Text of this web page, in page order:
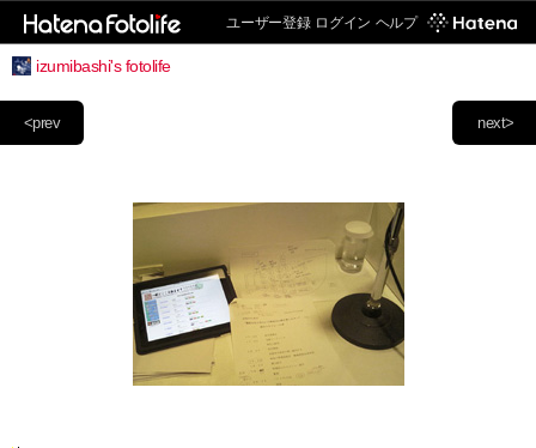
ユーザー登録 ログイン ヘルプ
izumibashi's fotolife
next>
<prev